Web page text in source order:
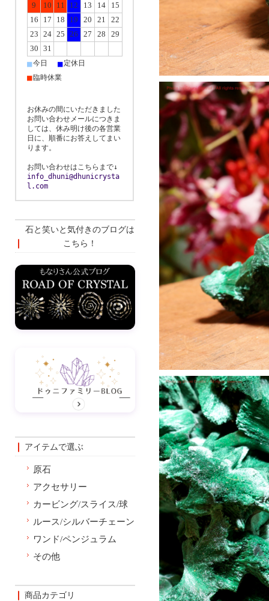
9
10 11 12 13 14
15
16
17 18 19 20 21
22
23
24 25 26 27 28
29
30
31
■今日 ■ 定休日
■臨時休業
お休みの間にいただきました
お問い合わせメールにつきま
しては、休み明け後の各営業
日に、順番にお答えしてまい
ります。
お問い合わせはこちらまで↓
info_dhuni@dhunicrysta
l.com
石と笑いと気付きのブログは
こちら！
アイテムで選ぶ
原石
アクセサリー
カービング/スライス/球
ルース/シルバーチェーン
ワンド/ペンジュラム
その他
商品カテゴリ